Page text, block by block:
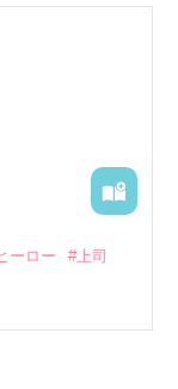
閥御曹司に
影恭司その
れた上、二
ーロー #上司